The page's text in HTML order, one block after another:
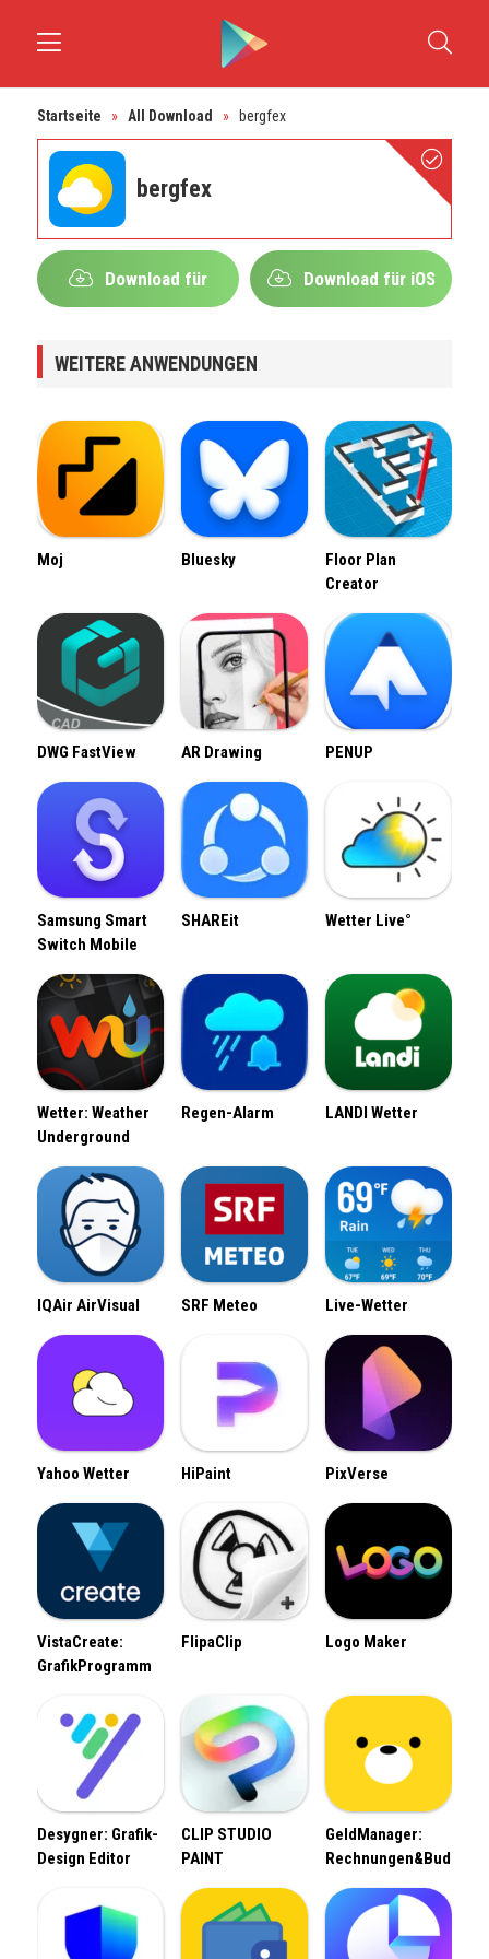
Startseite » All Download » bergfex
bergfex
Download für Download für iOS
WEITERE ANWENDUNGEN
Moj Bluesky
Floor Plan
Creator
DWG FastView AR Drawing PENUP
Samsung Smart
Switch Mobile
SHAREit Wetter Live°
Wetter: Weather
Underground
Regen-Alarm LANDI Wetter
IQAir AirVisual SRF Meteo Live-Wetter
Yahoo Wetter HiPaint PixVerse
VistaCreate:
GrafikProgramm
FlipaClip Logo Maker
Desygner: Grafik-
Design Editor
CLIP STUDIO
PAINT
GeldManager:
Rechnungen&Budget